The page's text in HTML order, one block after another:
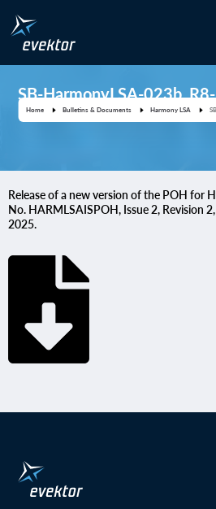
SB-HarmonyLSA-
Home Bulletins & Documents Harmony LSA
Release of a new version of the POH for
No. HARMLSAISPOH, Issue 2, Revision
2025.